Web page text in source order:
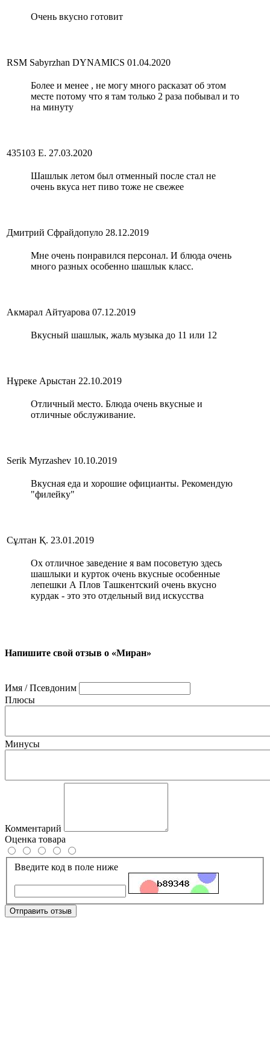
Очень вкусно готовит
RSM Sabyrzhan DYNAMICS 01.04.2020
Более и менее , не могу много расказат об этом
месте потому что я там только 2 раза побывал и то
на минуту
435103 Е. 27.03.2020
Шашлык летом был отменный после стал не
очень вкуса нет пиво тоже не свежее
Дмитрий Сфрайдопуло 28.12.2019
Мне очень понравился персонал. И блюда очень
много разных особенно шашлык класс.
Акмарал Айтуарова 07.12.2019
Вкусный шашлык, жаль музыка до 11 или 12
Нұреке Арыстан 22.10.2019
Отличный место. Блюда очень вкусные и
отличные обслуживание.
Serik Myrzashev 10.10.2019
Вкусная еда и хорошие официанты. Рекомендую
"филейку"
Сұлтан Қ. 23.01.2019
Ох отличное заведение я вам посоветую здесь
шашлыки и курток очень вкусные особенные
лепешки А Плов Ташкентский очень вкусно
курдак - это это отдельный вид искусства
Напишите свой отзыв о «Миран»
Имя / Псевдоним
Плюсы
Минусы
Комментарий
Оценка товара
Введите код в поле ниже
Отправить отзыв